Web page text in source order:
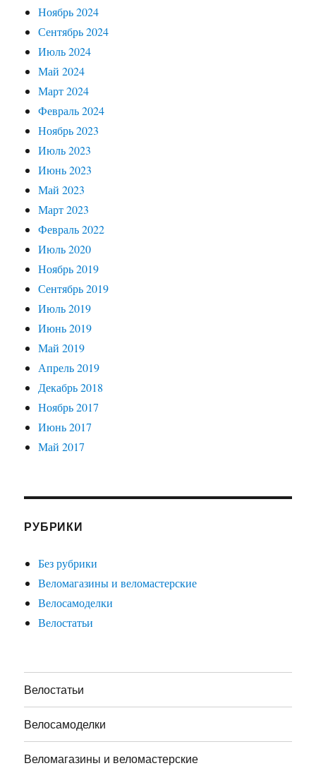
Ноябрь 2024
Сентябрь 2024
Июль 2024
Май 2024
Март 2024
Февраль 2024
Ноябрь 2023
Июль 2023
Июнь 2023
Май 2023
Март 2023
Февраль 2022
Июль 2020
Ноябрь 2019
Сентябрь 2019
Июль 2019
Июнь 2019
Май 2019
Апрель 2019
Декабрь 2018
Ноябрь 2017
Июнь 2017
Май 2017
РУБРИКИ
Без рубрики
Веломагазины и веломастерские
Велосамоделки
Велостатьи
Велостатьи
Велосамоделки
Веломагазины и веломастерские